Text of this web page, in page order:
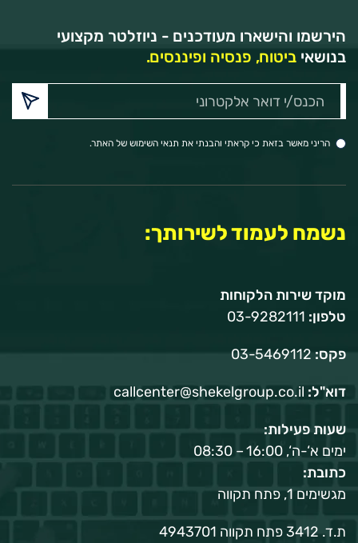
הירשמו והישארו מעודכנים - ניוזלטר מקצועי
בנושאי ביטוח, פנסיה ופיננסים.
דואר
אלקטרוני:
הריני מאשר בזאת כי קראתי והבנתי את תנאי השימוש של האתר.
נשמח לעמוד לשירותך:
מוקד שירות הלקוחות
טלפון:
פקס:
דוא"ל: callcenter@shekelgroup.co.il
שעות פעילות:
ימים א‘-ה‘, 16:00 – 08:30
כתובת:
מגשימים 1, פתח תקווה
ת.ד. 3412 פתח תקווה 4943701